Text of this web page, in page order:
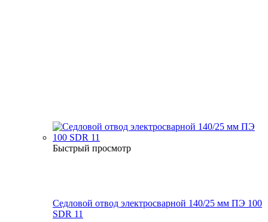
Быстрый просмотр
Седловой отвод электросварной 140/25 мм ПЭ 100
SDR 11